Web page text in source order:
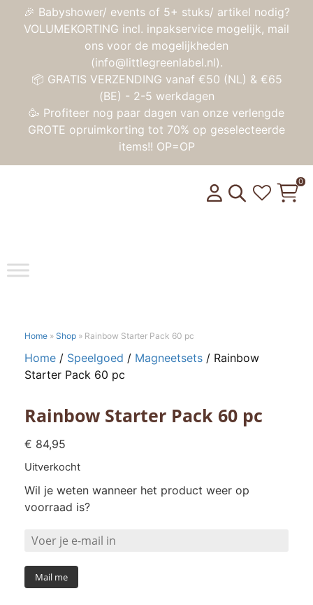
🎉 Babyshower/ events of 5+ stuks/ artikel nodig?
VOLUMEKORTING incl. inpakservice mogelijk, mail
ons voor de mogelijkheden
(info@littlegreenlabel.nl).
📦 GRATIS VERZENDING vanaf €50 (NL) & €65
(BE) - 2-5 werkdagen
🥳 Profiteer nog paar dagen van onze verlengde
GROTE opruimkorting tot 70% op geselecteerde
items!! OP=OP
Toggle
0
Home » Shop » Rainbow Starter Pack 60 pc
Home / Speelgoed / Magneetsets / Rainbow
Starter Pack 60 pc
Rainbow Starter Pack 60 pc
€ 84,95
Uitverkocht
Wil je weten wanneer het product weer op
voorraad is?
Mail me